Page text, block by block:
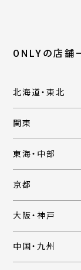
ONLYの店舗
北海道・東北
関東
東海・中部
京都
大阪・神戸
中国・九州